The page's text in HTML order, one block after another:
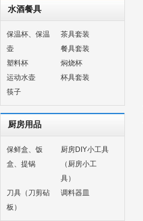
水酒餐具
保温杯、保温
壶
茶具套装
餐具套装
塑料杯
焖烧杯
运动水壶
杯具套装
筷子
厨房用品
保鲜盒、饭
盒、提锅
厨房DIY小工具
（厨房小工
具）
刀具（刀剪砧
板）
调料器皿